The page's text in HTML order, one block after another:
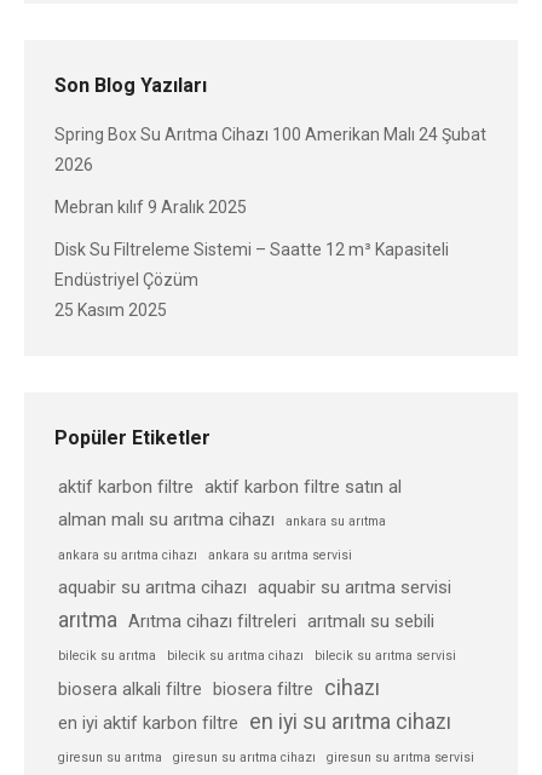
Son Blog Yazıları
Spring Box Su Arıtma Cihazı 100 Amerikan Malı 24 Şubat
2026
Mebran kılıf9 Aralık 2025
Disk Su Filtreleme Sistemi – Saatte 12 m³ Kapasiteli
Endüstriyel Çözüm
25 Kasım 2025
Popüler Etiketler
aktif karbon filtre aktif karbon filtre satın al
alman malı su arıtma cihazı
ankara su arıtma
ankara su arıtma cihazı ankara su arıtma servisi
aquabir su arıtma cihazı aquabir su arıtma servisi
arıtma Arıtma cihazı filtreleri arıtmalı su sebili
bilecik su arıtma bilecik su arıtma cihazı bilecik su arıtma servisi
biosera alkali filtre biosera filtre cihazı
en iyi aktif karbon filtre en iyi su arıtma cihazı
giresun su arıtma giresun su arıtma cihazı giresun su arıtma servisi